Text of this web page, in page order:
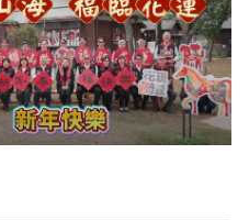
香港
台東市
雲林縣
長濱鄉